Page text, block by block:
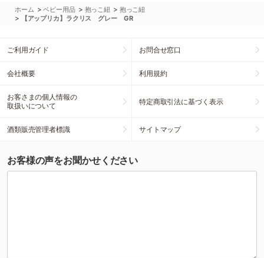
ホーム >ベビー用品 > 抱っこ紐 > 抱っこ紐
> 【アップリカ】ラクリス グレー GR
ご利用ガイド お問合せ窓口
会社概要 利用規約
お客さまの個人情報の
取扱いについて
特定商取引法に基づく表示
酒類販売管理者標識 サイトマップ
お客様の声をお聞かせください